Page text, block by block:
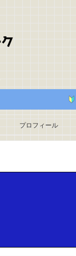
プロフィール